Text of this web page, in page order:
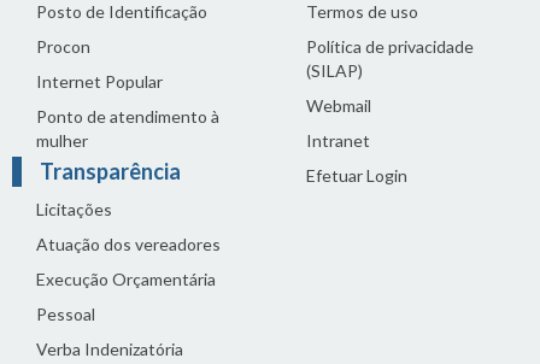
Posto de Identificação
Procon
Internet Popular
Ponto de atendimento à
mulher
Transparência
Licitações
Atuação dos vereadores
Execução Orçamentária
Pessoal
Verba Indenizatória
Termos de uso
Política de privacidade
(SILAP)
Webmail
Intranet
Efetuar Login